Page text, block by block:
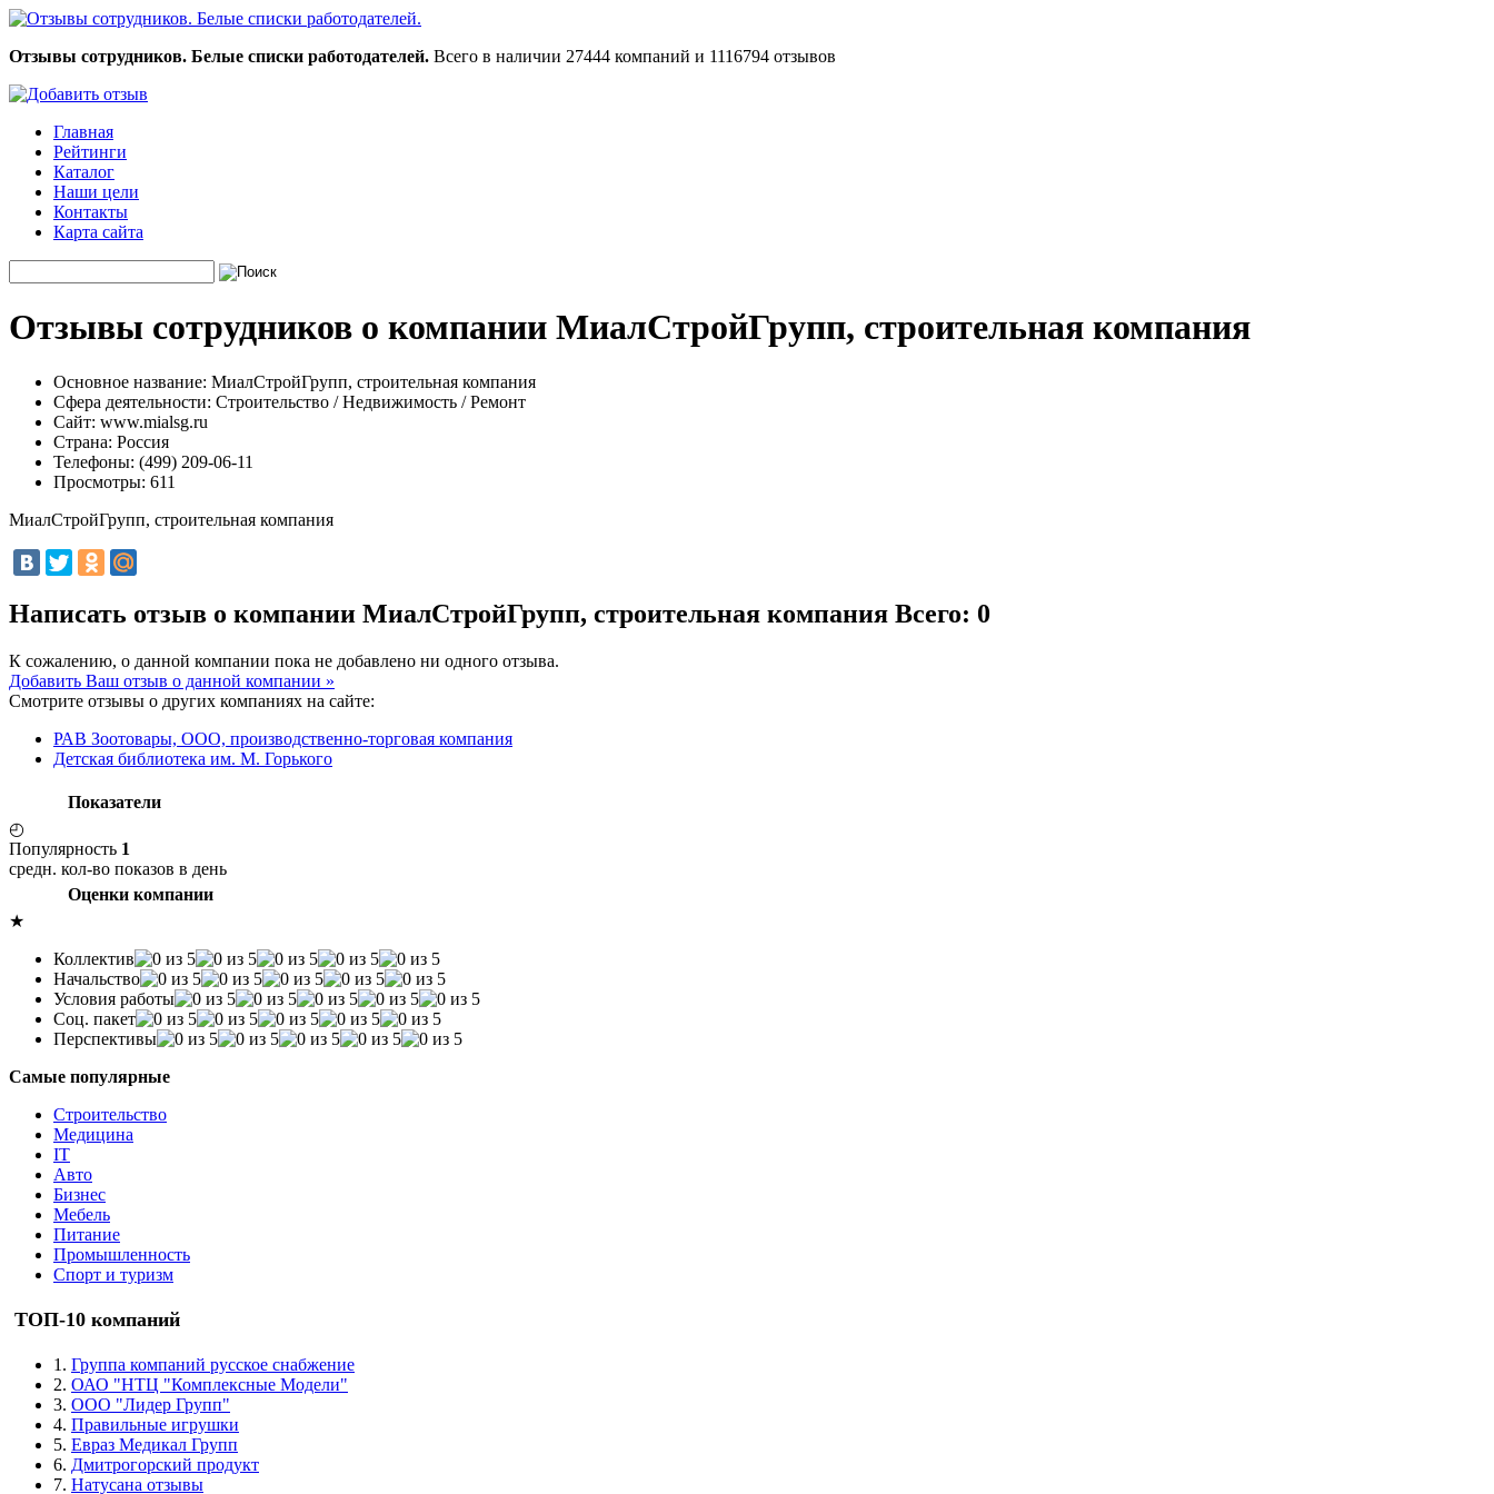
Отзывы сотрудников. Белые списки работодателей. Всего в наличии 27444 компаний и 1116794 отзывов
Главная
Рейтинги
Каталог
Наши цели
Контакты
Карта сайта
Отзывы сотрудников о компании МиалСтройГрупп, строительная компания
Основное название: МиалСтройГрупп, строительная компания
Сфера деятельности: Строительство / Недвижимость / Ремонт
Сайт: www.mialsg.ru
Страна: Россия
Телефоны: (499) 209-06-11
Просмотры: 611
МиалСтройГрупп, строительная компания
Написать отзыв о компании МиалСтройГрупп, строительная компания Всего: 0
К сожалению, о данной компании пока не добавлено ни одного отзыва.
Добавить Ваш отзыв о данной компании »
Смотрите отзывы о других компаниях на сайте:
РАВ Зоотовары, ООО, производственно-торговая компания
Детская библиотека им. М. Горького
Показатели
◴
Популярность 1
средн. кол-во показов в день
Оценки компании
★
Коллектив
Начальство
Условия работы
Соц. пакет
Перспективы
Самые популярные
Строительство
Медицина
IT
Авто
Бизнес
Мебель
Питание
Промышленность
Спорт и туризм
ТОП-10 компаний
1. Группа компаний русское снабжение
2. ОАО "НТЦ "Комплексные Модели"
3. ООО "Лидер Групп"
4. Правильные игрушки
5. Евраз Медикал Групп
6. Дмитрогорский продукт
7. Натусана отзывы